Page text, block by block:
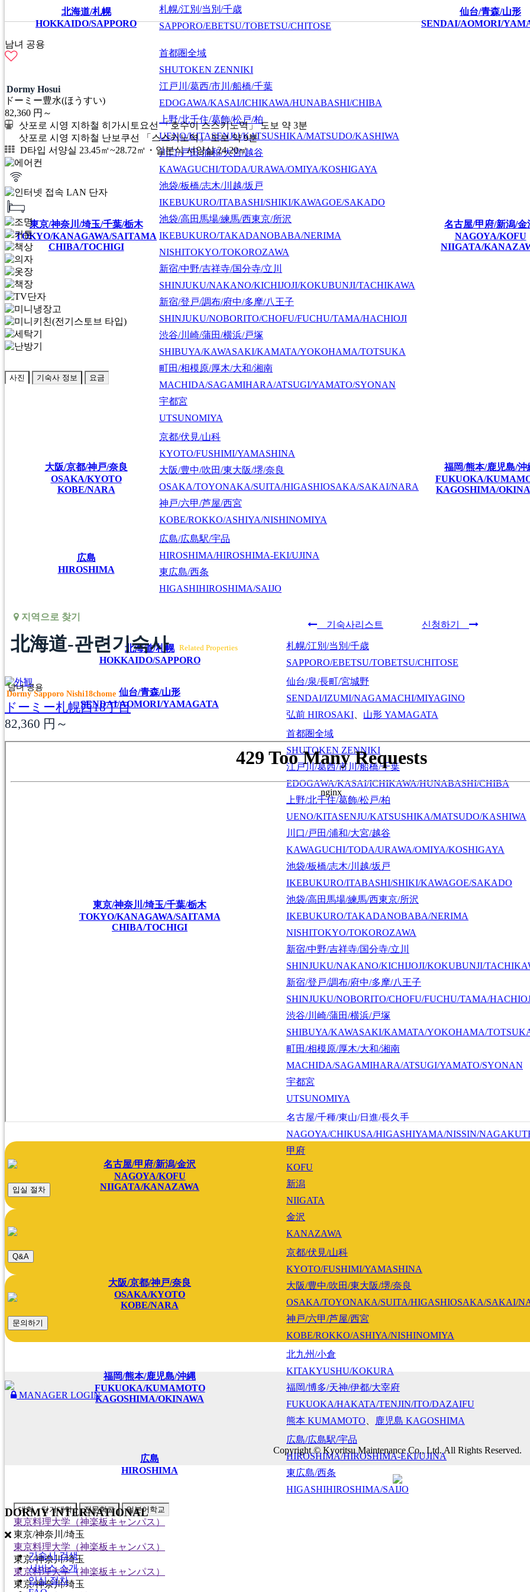
北海道/札幌
HOKKAIDO/SAPPORO
札幌/江別/当別/千歳
SAPPORO/EBETSU/TOBETSU/CHITOSE
仙台/青森/山形
SENDAI/AOMORI/
東京/神奈川/埼玉/千葉/栃木
TOKYO/KANAGAWA/SAITAMA
CHIBA/TOCHIGI
首都圏全域
SHUTOKEN ZENNIKI
江戸川/葛西/市川/船橋/千葉
EDOGAWA/KASAI/ICHIKAWA/HUNABASHI/CHIBA
上野/北千住/葛飾/松戸/柏
UENO/KITASENJU/KATSUSHIKA/MATSUDO/KASHIWA
川口/戸田/浦和/大宮/越谷
KAWAGUCHI/TODA/URAWA/OMIYA/KOSHIGAYA
池袋/板橋/志木/川越/坂戸
IKEBUKURO/ITABASHI/SHIKI/KAWAGOE/SAKADO
池袋/高田馬場/練馬/西東京/所沢
IKEBUKURO/TAKADANOBABA/NERIMA
NISHITOKYO/TOKOROZAWA
新宿/中野/吉祥寺/国分寺/立川
SHINJUKU/NAKANO/KICHIJOJI/KOKUBUNJI/TACHIKAWA
新宿/登戸/調布/府中/多摩/八王子
SHINJUKU/NOBORITO/CHOFU/FUCHU/TAMA/HACHIOJI
渋谷/川崎/蒲田/横浜/戸塚
SHIBUYA/KAWASAKI/KAMATA/YOKOHAMA/TOTSUKA
町田/相模原/厚木/大和/湘南
MACHIDA/SAGAMIHARA/ATSUGI/YAMATO/SYONAN
宇都宮
UTSUNOMIYA
名古屋/甲府/新潟/金
NAGOYA/KOFU
NIIGATA/
大阪/京都/神戸/奈良
OSAKA/KYOTO
KOBE/NARA
京都/伏見/山科
KYOTO/FUSHIMI/YAMASHINA
大阪/豊中/吹田/東大阪/堺/奈良
OSAKA/TOYONAKA/SUITA/HIGASHIOSAKA/SAKAI/NARA
神戸/六甲/芦屋/西宮
KOBE/ROKKO/ASHIYA/NISHINOMIYA
福岡/熊本/鹿児島/沖
FUKUOKA/
KAGOSHIMA/
広島
HIROSHIMA
広島/広島駅/宇品
HIROSHIMA/HIROSHIMA-EKI/UJINA
東広島/西条
HIGASHIHIROSHIMA/SAIJO
지역으로 찾기
北海道/札幌
HOKKAIDO/SAPPORO
札幌/江別/当別/千歳
SAPPORO/EBETSU/TOBETSU/CHITOSE
仙台/青森/山形
SENDAI/AOMORI/YAMAGATA
仙台/泉/長町/宮城野
SENDAI/IZUMI/NAGAMACHI/MIYAGINO
弘前 HIROSAKI 山形 YAMAGATA
東京/神奈川/埼玉/千葉/栃木
TOKYO/KANAGAWA/SAITAMA
CHIBA/TOCHIGI
首都圏全域
SHUTOKEN ZENNIKI
江戸川/葛西/市川/船橋/千葉
EDOGAWA/KASAI/ICHIKAWA/HUNABASHI/CHIBA
上野/北千住/葛飾/松戸/柏
UENO/KITASENJU/KATSUSHIKA/MATSUDO/KASHIWA
川口/戸田/浦和/大宮/越谷
KAWAGUCHI/TODA/URAWA/OMIYA/KOSHIGAYA
池袋/板橋/志木/川越/坂戸
IKEBUKURO/ITABASHI/SHIKI/KAWAGOE/SAKADO
池袋/高田馬場/練馬/西東京/所沢
IKEBUKURO/TAKADANOBABA/NERIMA
NISHITOKYO/TOKOROZAWA
新宿/中野/吉祥寺/国分寺/立川
SHINJUKU/NAKANO/KICHIJOJI/KOKUBUNJI/
新宿/登戸/調布/府中/多摩/八王子
SHINJUKU/NOBORITO/CHOFU/FUCHU/TAMA/
渋谷/川崎/蒲田/横浜/戸塚
SHIBUYA/KAWASAKI/KAMATA/YOKOHAMA/
町田/相模原/厚木/大和/湘南
MACHIDA/SAGAMIHARA/ATSUGI/YAMATO/SYONAN
宇都宮
UTSUNOMIYA
名古屋/甲府/新潟/金沢
NAGOYA/KOFU
NIIGATA/KANAZAWA
名古屋/千種/東山/日進/長久手
NAGOYA/CHIKUSA/HIGASHIYAMA/NISSIN/
甲府
KOFU
新潟
NIIGATA
金沢
KANAZAWA
大阪/京都/神戸/奈良
OSAKA/KYOTO
KOBE/NARA
京都/伏見/山科
KYOTO/FUSHIMI/YAMASHINA
大阪/豊中/吹田/東大阪/堺/奈良
OSAKA/TOYONAKA/SUITA/HIGASHIOSAKA/SAKAI/
神戸/六甲/芦屋/西宮
KOBE/ROKKO/ASHIYA/NISHINOMIYA
福岡/熊本/鹿児島/沖縄
FUKUOKA/KUMAMOTO
KAGOSHIMA/OKINAWA
北九州/小倉
KITAKYUSHU/KOKURA
福岡/博多/天神/伊都/大宰府
FUKUOKA/HAKATA/TENJIN/ITO/DAZAIFU
熊本 KUMAMOTO 鹿児島 KAGOSHIMA
広島
HIROSHIMA
広島/広島駅/宇品
HIROSHIMA/HIROSHIMA-EKI/UJINA
東広島/西条
HIGASHIHIROSHIMA/SAIJO
대학・단기대학 전문학교 일본어학교
東京料理大学（神楽板キャンパス）
東京/神奈川/埼玉
東京料理大学（神楽板キャンパス）
東京/神奈川/埼玉
東京料理大学（神楽板キャンパス）
東京/神奈川/埼玉
남녀 공용
Dormy Hosui
ドーミー豊水(ほうすい)
82,360 円～
삿포로 시영 지하철 히가시토요선 「호수이 스스키노역」 도보 약 3분
삿포로 시영 지하철 난보쿠선 「스스키노역」 도보 약 9분
D타입 서양실 23.45㎡~28.72㎡・일본식 서양실 24.20㎡
사진 기숙사 정보 요금
기숙사리스트 신청하기
北海道-관련기숙사 Related Properties
남녀 공용
Dormy Sapporo Nishi18chome
ドーミー札幌西18丁目
82,360 円～
입실 절차
Q&A
문의하기
MANAGER LOGIN
Copyright © Kyoritsu Maintenance Co., Ltd. All Rights Reserved.
DORMY INTERNATIONAL
기숙사 검색
서비스 소개
입실 절차